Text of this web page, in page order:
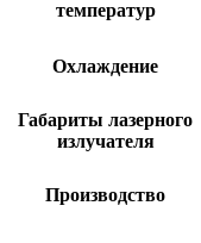
температур
Охлаждение
Габариты лазерного
излучателя
Производство